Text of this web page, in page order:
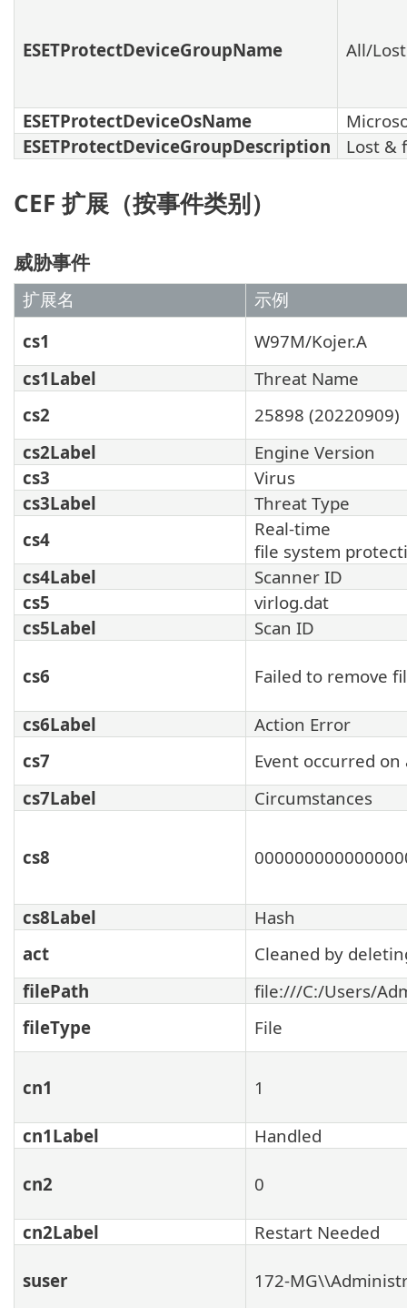
ESETProtectDeviceGroupName All/
ESETProtectDeviceOsName
ESETProtectDeviceGroupDescription
Lost &
CEF 扩展（按事件类别）
威胁事件
扩展名
示例
cs1
W97M/Kojer.A
cs1Label
Threat Name
cs2
25898 (20220909)
cs2Label
Engine Version
cs3
Virus
cs3Label
Threat Type
cs4
Real-time
file system
cs4Label
Scanner ID
cs5
virlog.dat
cs5Label
Scan ID
cs6 Failed to remove
cs6Label
Action Error
cs7
Event occurred
cs7Label
Circumstances
cs8
cs8Label
Hash
act
Cleaned by
filePath
file:///C:/Users/
fileType
File
cn1 1
cn1Label Handled
cn2 0
cn2Label Restart Needed
suser 172-